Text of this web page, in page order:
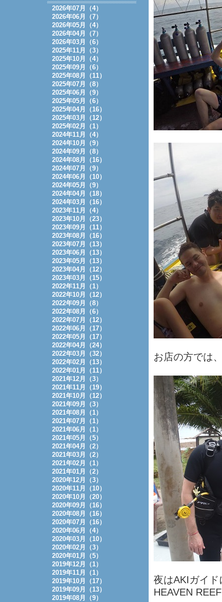
お店の方では
夜はAKIガイ
HEAVEN
2026年07月（4）
2026年06月（7）
2026年05月（4）
2026年04月（7）
2026年03月（6）
2025年11月（3）
2025年10月（4）
2025年09月（6）
2025年08月（11）
2025年07月（8）
2025年06月（9）
2025年05月（6）
2025年04月（16）
2025年03月（12）
2025年02月（1）
2024年11月（4）
2024年10月（9）
2024年09月（8）
2024年08月（16）
2024年07月（9）
2024年06月（10）
2024年05月（9）
2024年04月（18）
2024年03月（16）
2023年11月（4）
2023年10月（23）
2023年09月（11）
2023年08月（16）
2023年07月（13）
2023年06月（13）
2023年05月（13）
2023年04月（12）
2023年03月（15）
2022年11月（1）
2022年10月（12）
2022年09月（8）
2022年08月（6）
2022年07月（12）
2022年06月（17）
2022年05月（17）
2022年04月（24）
2022年03月（32）
2022年02月（13）
2022年01月（11）
2021年12月（3）
2021年11月（19）
2021年10月（12）
2021年09月（3）
2021年08月（1）
2021年07月（1）
2021年06月（1）
2021年05月（5）
2021年04月（2）
2021年03月（2）
2021年02月（1）
2021年01月（2）
2020年12月（3）
2020年11月（10）
2020年10月（20）
2020年09月（16）
2020年08月（16）
2020年07月（16）
2020年06月（4）
2020年03月（10）
2020年02月（3）
2020年01月（5）
2019年12月（1）
2019年11月（1）
2019年10月（17）
2019年09月（13）
2019年08月（9）